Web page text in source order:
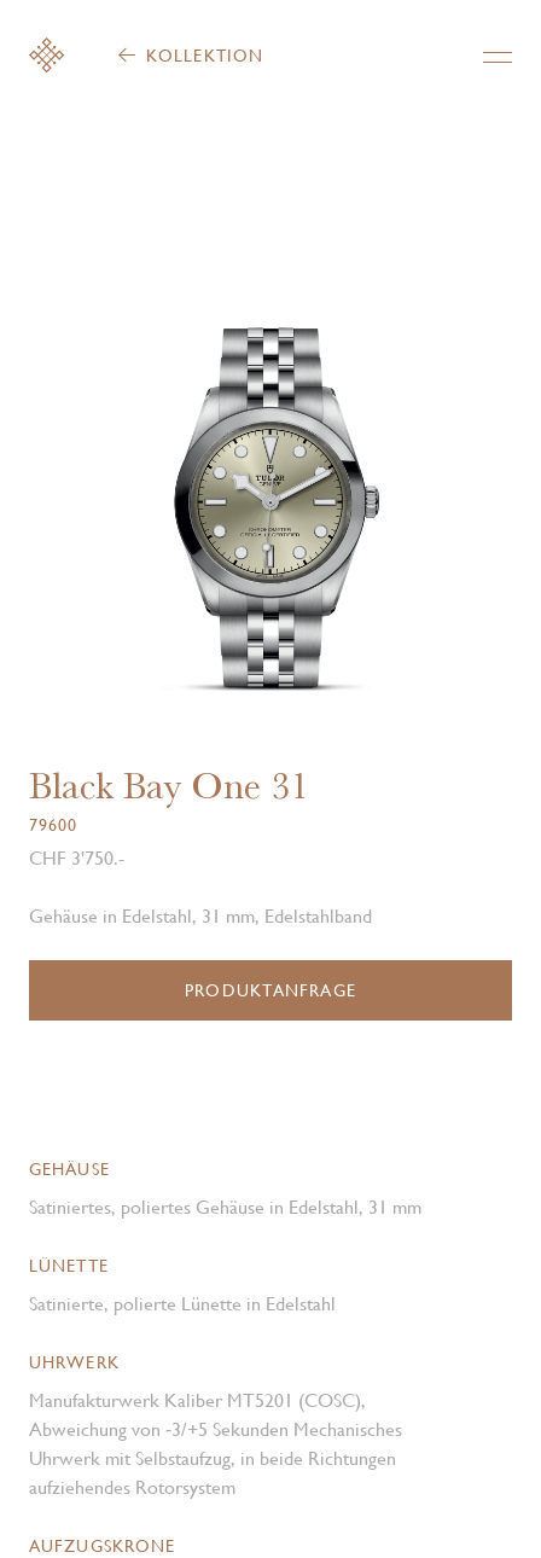
KOLLEKTION
Black Bay One 31
79600
CHF 3'750.-
Gehäuse in Edelstahl, 31 mm, Edelstahlband
PRODUKTANFRAGE
GEHÄUSE
Satiniertes, poliertes Gehäuse in Edelstahl, 31 mm
LÜNETTE
Satinierte, polierte Lünette in Edelstahl
UHRWERK
Manufakturwerk Kaliber MT5201 (COSC),
Abweichung von ‑3/+5 Sekunden Mechanisches
Uhrwerk mit Selbstaufzug, in beide Richtungen
aufziehendes Rotorsystem
AUFZUGSKRONE